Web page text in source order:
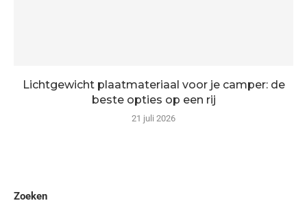
Lichtgewicht plaatmateriaal voor je camper: de
beste opties op een rij
21 juli 2026
Zoeken